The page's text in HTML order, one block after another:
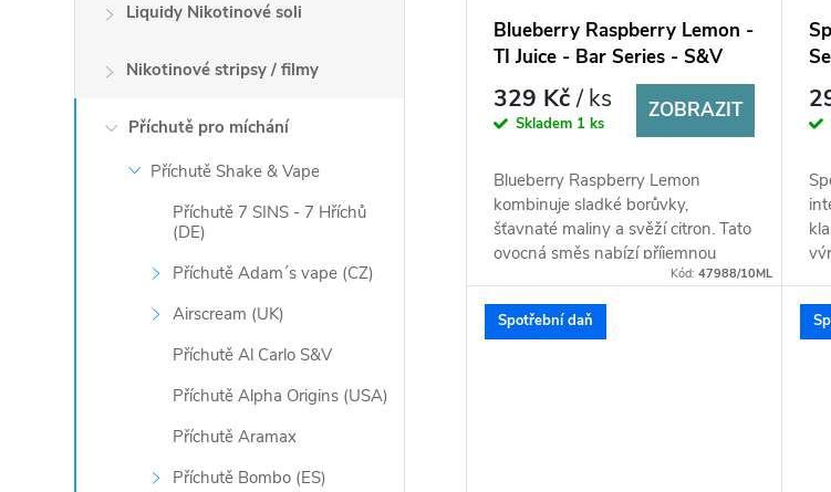
Liquidy Nikotinové soli
Nikotinové stripsy / filmy
Příchutě pro míchání
Příchutě Shake & Vape
Příchutě 7 SINS - 7 Hříchů
(DE)
Příchutě Adam´s vape (CZ)
Airscream (UK)
Příchutě Al Carlo S&V
Příchutě Alpha Origins (USA)
Příchutě Aramax
Příchutě Bombo (ES)
Blueberry Raspberry Lemon -
TI Juice - Bar Series - S&V
příchuť 10 ml
329 Kč/ ks
Skladem 1 ks
ZOBRAZIT
Blueberry Raspberry Lemon
kombinuje sladké borůvky,
šťavnaté maliny a svěží citron. Tato
ovocná směs nabízí příjemnou
rovnováhu mezi sladkostí a lehkou
citrusovou...
Kód:47988/10ML
Spotřební daň